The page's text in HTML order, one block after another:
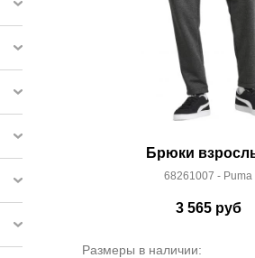
Брюки
68261007 - Puma
3 565руб
Размеры в наличии: